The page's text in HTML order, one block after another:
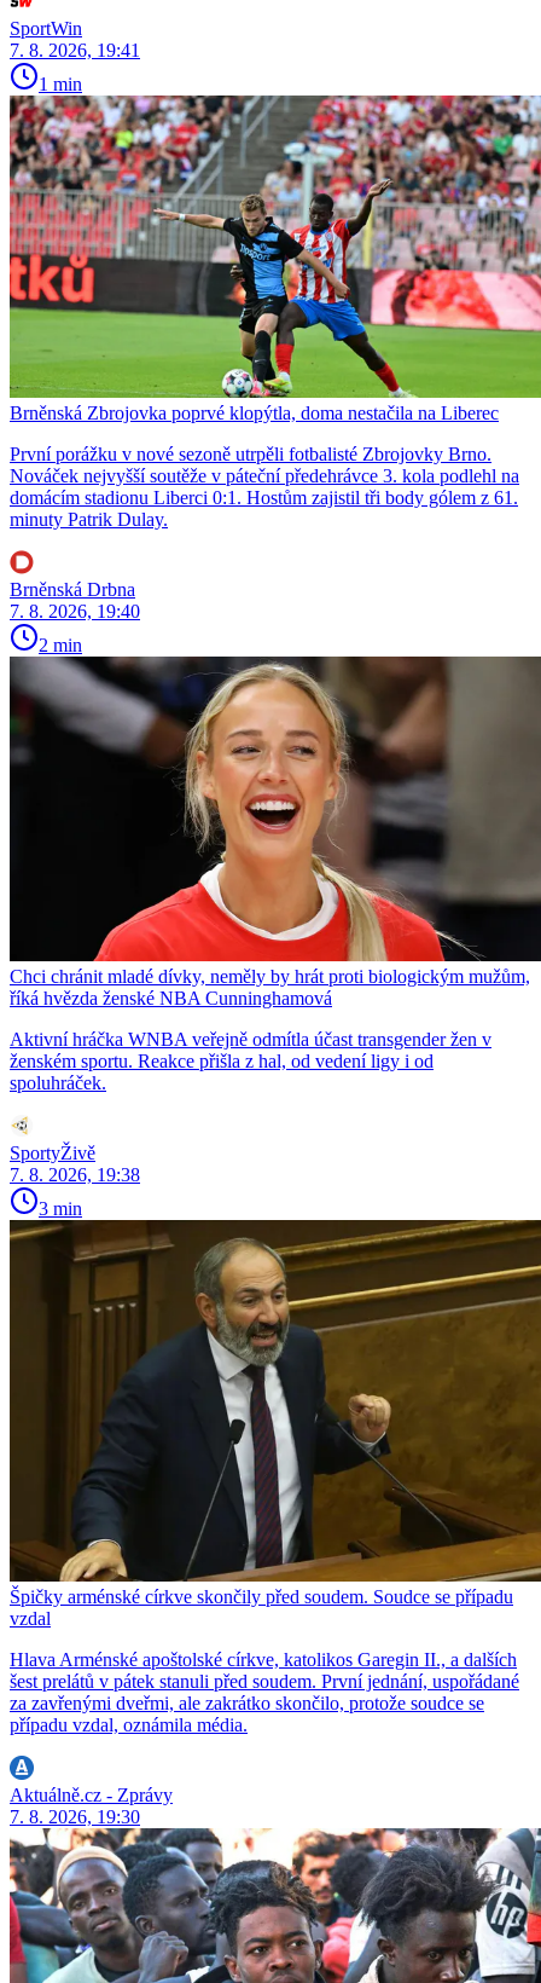
SportWin
7. 8. 2026, 19:41
1 min
Brněnská Zbrojovka poprvé klopýtla, doma nestačila na Liberec
První porážku v nové sezoně utrpěli fotbalisté Zbrojovky Brno.
Nováček nejvyšší soutěže v páteční předehrávce 3. kola podlehl na
domácím stadionu Liberci 0:1. Hostům zajistil tři body gólem z 61.
minuty Patrik Dulay.
Brněnská Drbna
7. 8. 2026, 19:40
2 min
Chci chránit mladé dívky, neměly by hrát proti biologickým mužům,
říká hvězda ženské NBA Cunninghamová
Aktivní hráčka WNBA veřejně odmítla účast transgender žen v
ženském sportu. Reakce přišla z hal, od vedení ligy i od
spoluhráček.
SportyŽivě
7. 8. 2026, 19:38
3 min
Špičky arménské církve skončily před soudem. Soudce se případu
vzdal
Hlava Arménské apoštolské církve, katolikos Garegin II., a dalších
šest prelátů v pátek stanuli před soudem. První jednání, uspořádané
za zavřenými dveřmi, ale zakrátko skončilo, protože soudce se
případu vzdal, oznámila média.
Aktuálně.cz - Zprávy
7. 8. 2026, 19:30